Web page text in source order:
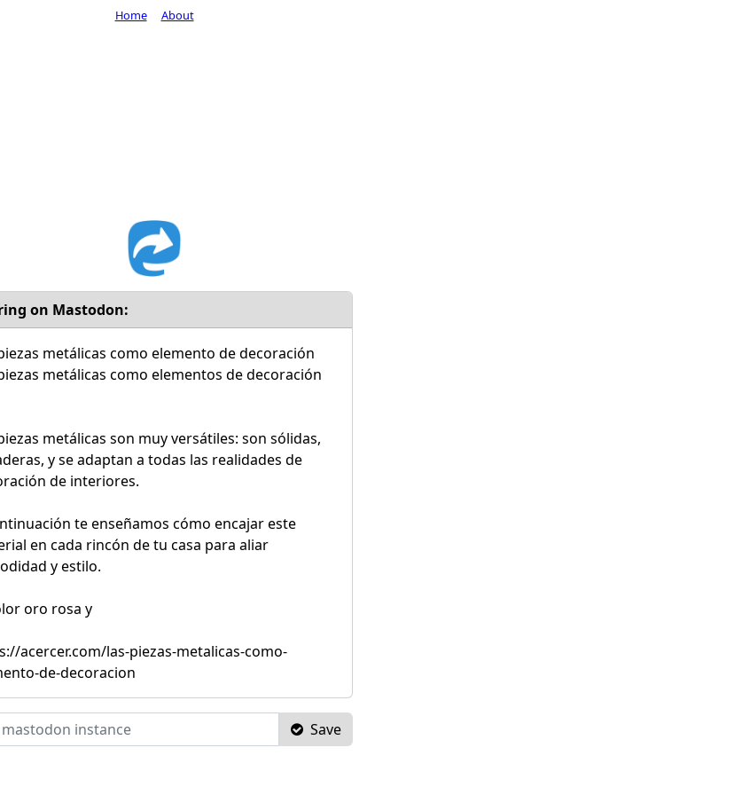
on Mastodon:
metálicas como elemento de decoración
metálicas como elementos de decoración
metálicas son muy versátiles: son sólidas,
y se adaptan a todas las realidades de
de interiores.
te enseñamos cómo encajar este
en cada rincón de tu casa para aliar
y estilo.
oro rosa y
acercer.com/las-piezas-metalicas-como-
de-decoracion
Save
Home About